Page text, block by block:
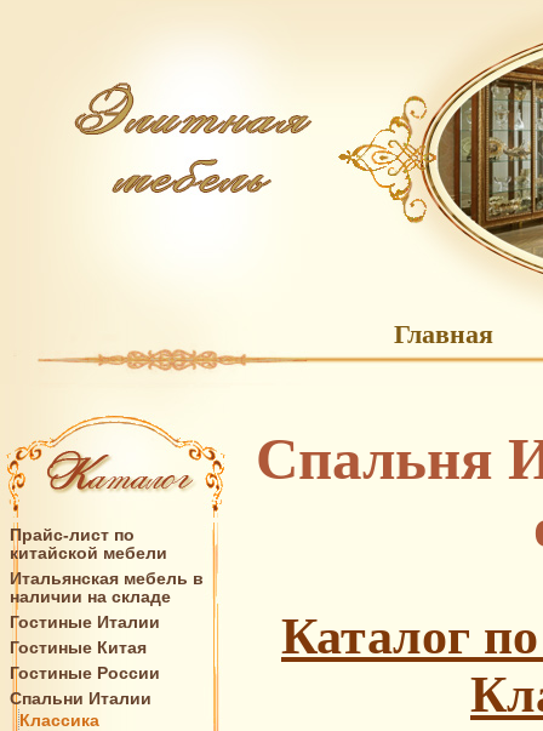
Главная
Прайс-лист по
китайской мебели
Итальянская мебель в
наличии на складе
Гостиные Италии
Гостиные Китая
Гостиные России
Спальни Италии
Классика
Спальня
Каталог